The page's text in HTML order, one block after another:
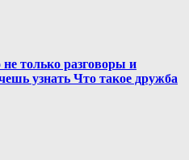
только разговоры и
узнать Что такое дружба